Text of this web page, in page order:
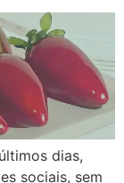
dias,
sociais, sem